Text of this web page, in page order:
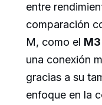
entre
comparación
M, como el M3
una conexión
gracias a su
enfoque en la